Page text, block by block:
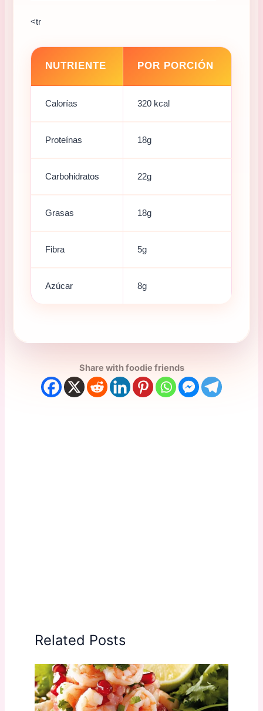
<tr
NUTRIENTE POR PORCIÓN
Calorías 320 kcal
Proteínas 18g
Carbohidratos 22g
Grasas 18g
Fibra 5g
Azúcar 8g
Share with foodie friends
Related Posts